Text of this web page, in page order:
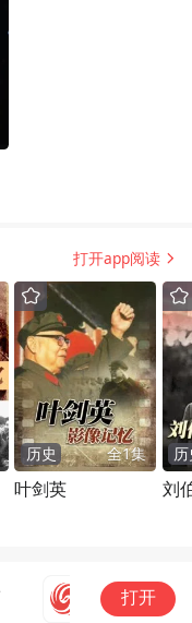
打开app阅读
历史 全1集
叶剑英 刘
打开